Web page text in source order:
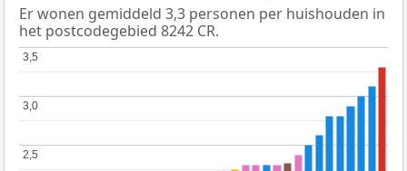
Er wonen gemiddeld 3,3 personen per huishouden in
het postcodegebied 8242 CR.
2,5
2,5
3,0
3,0
3,5
3,5